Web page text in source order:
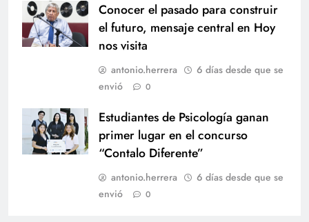
Conocer el pasado para construir
el futuro, mensaje central en Hoy
nos visita
antonio.herrera
6 días desde que se
envió
0
Estudiantes de Psicología ganan
primer lugar en el concurso
“Contalo Diferente”
antonio.herrera
6 días desde que se
envió
0